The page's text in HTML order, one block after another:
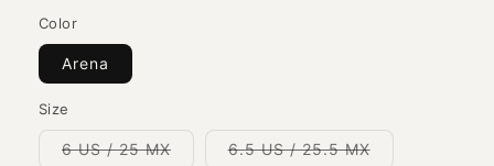
Color
Arena
Size
6 US / 25 MXVariante6.5 US / 25.5 MXVariante